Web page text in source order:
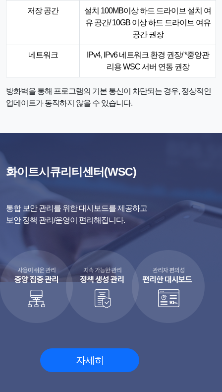
저장 공간
설치 100MB이상 하드 드라이브 설치 여
유 공간/ 10GB 이상 하드 드라이브 여유
공간 권장
네트워크
IPv4, IPv6 네트워크 환경 권장/ *중앙관
리용 WSC 서버 연동 권장
방화벽을 통해 프로그램의 기본 통신이 차단되는 경우, 정상적인
업데이트가 동작하지 않을 수 있습니다.
화이트시큐리티센터(WSC)
통합 보안 관리를 위한 대시보드를 제공하고
보안 정책 관리/운영이 편리해집니다.
자세히